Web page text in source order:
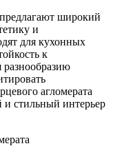
широкий
и
для кухонных
к
разнообразию
агломерата
и стильный интерьер